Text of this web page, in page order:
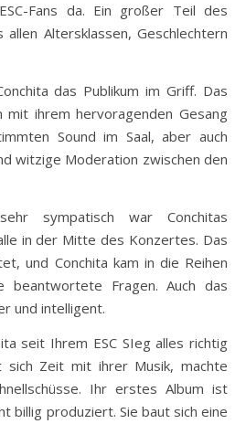
Fans da. Ein großer Teil des
allen Altersklassen, Geschlechtern
das Publikum im Griff. Das
mit ihrem hervoragenden Gesang
Sound im Saal, aber auch
witzige Moderation zwischen den
sympatisch war Conchitas
in der Mitte des Konzertes. Das
und Conchita kam in die Reihen
beantwortete Fragen. Auch das
und intelligent.
seit Ihrem ESC SIeg alles richtig
sich Zeit mit ihrer Musik, machte
Ihr erstes Album ist
billig produziert. Sie baut sich eine